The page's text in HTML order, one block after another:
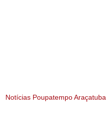
Notícias Poupatempo Araçatuba